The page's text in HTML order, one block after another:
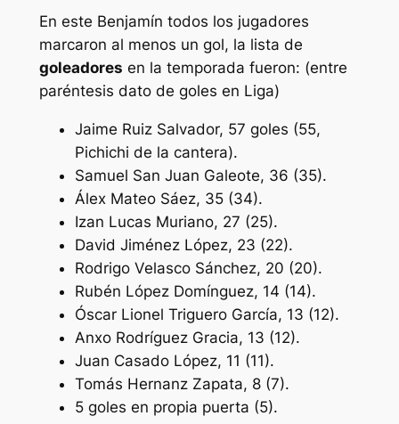
En este Benjamín todos los jugadores
marcaron al menos un gol, la lista de
goleadores en la temporada fueron: (entre
paréntesis dato de goles en Liga)
Jaime Ruiz Salvador, 57 goles (55,
Pichichi de la cantera).
Samuel San Juan Galeote, 36 (35).
Álex Mateo Sáez, 35 (34).
Izan Lucas Muriano, 27 (25).
David Jiménez López, 23 (22).
Rodrigo Velasco Sánchez, 20 (20).
Rubén López Domínguez, 14 (14).
Óscar Lionel Triguero García, 13 (12).
Anxo Rodríguez Gracia, 13 (12).
Juan Casado López, 11 (11).
Tomás Hernanz Zapata, 8 (7).
5 goles en propia puerta (5).